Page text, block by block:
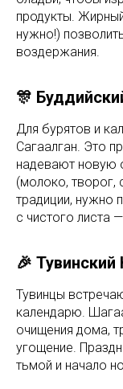
продукты.
нужно!)
воздержания.
🎊
Для бурятов и
Сагаалган. Это
надевают новую
(молоко, творог,
традиции, нужно
с чистого листа
🎉
Тувинцы
календарю.
очищения дома,
угощение.
тьмой и начало